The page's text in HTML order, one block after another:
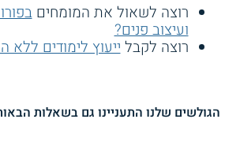
רוצה לשאול את המומחים
ועיצוב פנים?
רוצה לקבלייעוץ לימודים ללא
הגולשים שלנו התעניינו גם בשאלות